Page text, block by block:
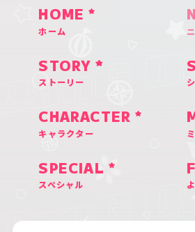
HOME
ホーム
STORY
ストーリー
CHARACTER
キャラクター
SPECIAL
スペシャル